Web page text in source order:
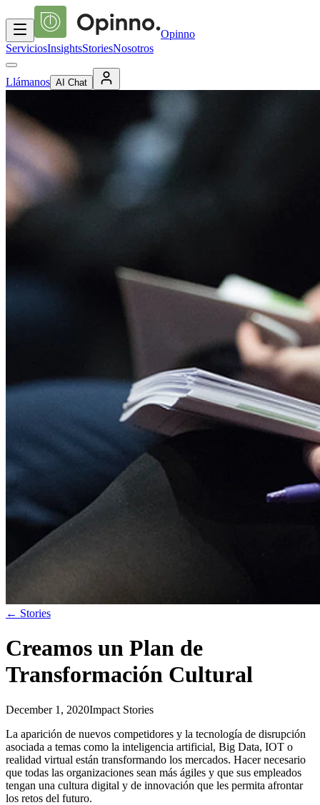
Opinno
ServiciosInsightsStoriesNosotros
Llámanos AI Chat
← Stories
Creamos un Plan de
Transformación Cultural
December 1, 2020Impact Stories
La aparición de nuevos competidores y la tecnología de disrupción
asociada a temas como la inteligencia artificial, Big Data, IOT o
realidad virtual están transformando los mercados. Hacer necesario
que todas las organizaciones sean más ágiles y que sus empleados
tengan una cultura digital y de innovación que les permita afrontar
los retos del futuro.